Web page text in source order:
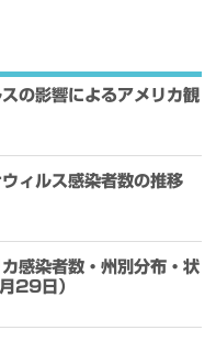
の影響によるアメリカ観
ィルス感染者数の推移
感染者数・州別分布・状
29日）